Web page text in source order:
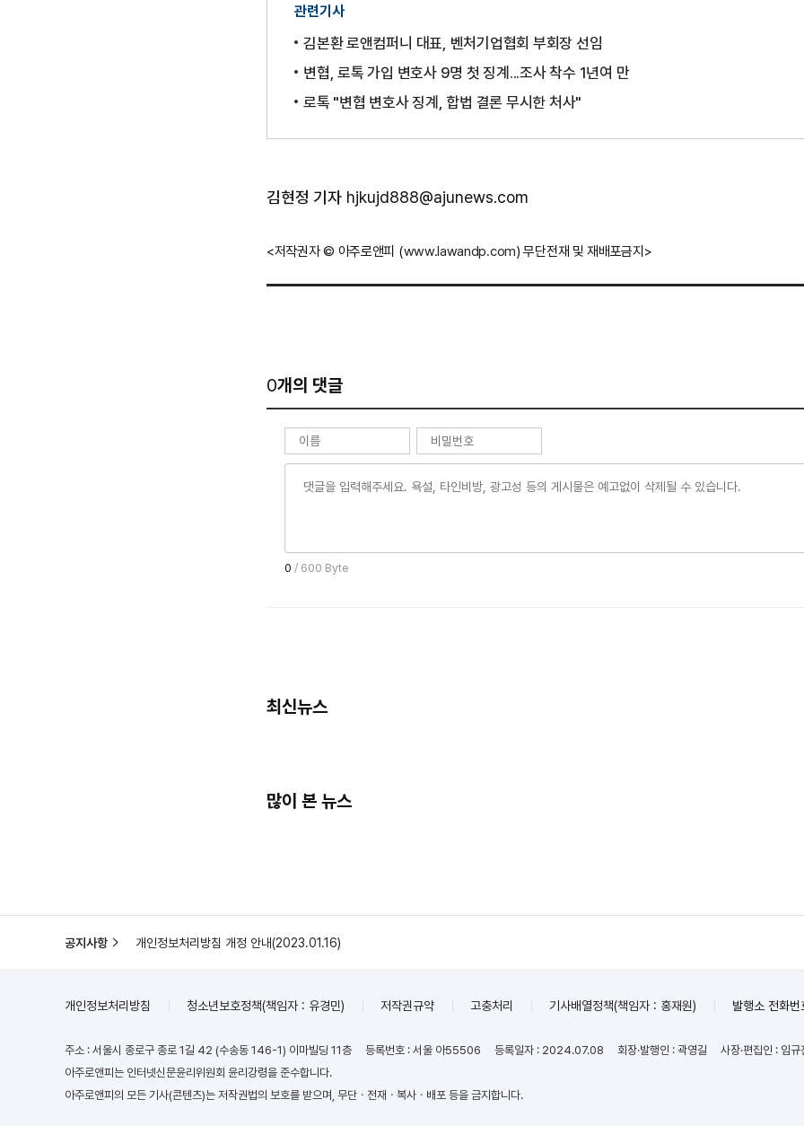
관련기사
​김본환 로앤컴퍼니 대표, 벤처기업협회 부회장 선임
변협, 로톡 가입 변호사 9명 첫 징계...조사 착수 1년여 만
로톡 "변협 변호사 징계, 합법 결론 무시한 처사"
기
정
김현정 기자 hjkujd888@ajunews.com
<저작권자 © 아주로앤피 (www.lawandp.com) 무단전재 및 재배포금지>
0개의 댓글
0 / 600 Byte
최신뉴스
많이 본 뉴스
공지사항 개인정보처리방침 개정 안내(2023.01.16)
개인정보처리방침 청소년보호정책(책임자 : 유경민) 저작권규약 고충처리 기사배열정책(책임자 : 홍재원) 발행소 전화
주소 : 서울시 종로구 종로 1길 42 (수송동 146-1) 이마빌딩 11층 등록번호 : 서울 아55506 등록일자 : 2024.07.08 회장·발행인 : 곽영길
사장·편집인 : 임규
아주로앤피는 인터넷신문윤리위원회 윤리강령을 준수합니다.
아주로앤피의 모든 기사(콘텐츠)는 저작권법의 보호를 받으며, 무단ㆍ전재ㆍ복사ㆍ배포 등을 금지합니다.